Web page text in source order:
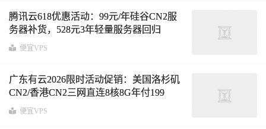
腾讯云618优惠活动：99元/年硅谷CN2服
务器补货，528元3年轻量服务器回归
便宜VPS
广东有云2026限时活动促销：美国洛杉矶
CN2/香港CN2三网直连8核8G年付199
元，国内电信200G高防339元年付，低延
便宜VPS